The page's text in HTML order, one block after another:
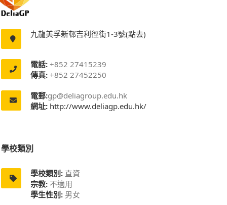
九龍美孚新邨吉利徑街1-3號(點去)
電話: +852 27415239
傳真: +852 27452250
電郵:gp@deliagroup.edu.hk
網址: http://www.deliagp.edu.hk/
學校類別
學校類別: 直資
宗教: 不適用
學生性別: 男女